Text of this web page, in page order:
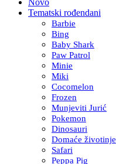
Tematski rođendani
Barbie
Bing
Baby Shark
Paw Patrol
Minie
Miki
Cocomelon
Frozen
Munjeviti Jurić
Pokemon
Dinosauri
Domaće životinje
Safari
Peppa Pig